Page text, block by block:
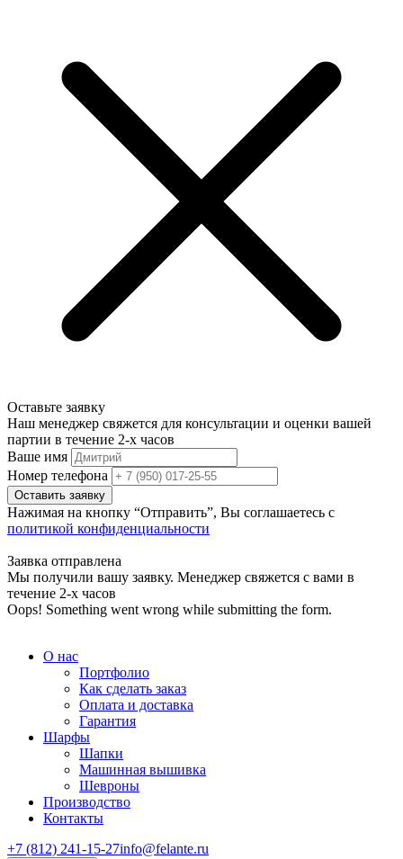
Оставьте заявку
Наш менеджер свяжется для консультации и оценки вашей
партии в течение 2-х часов
Ваше имя
Номер телефона
Нажимая на кнопку “Отправить”, Вы соглашаетесь с
политикой конфиденциальности
Заявка отправлена
Мы получили вашу заявку. Менеджер свяжется с вами в
течение 2-х часов
Oops! Something went wrong while submitting the form.
О нас
Портфолио
Как сделать заказ
Оплата и доставка
Гарантия
Шарфы
Шапки
Машинная вышивка
Шевроны
Производство
Контакты
+7 (812) 241-15-27info@felante.ru